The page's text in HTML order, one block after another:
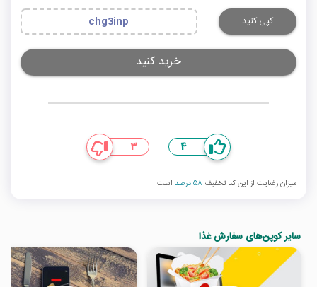
کپی کنید chg3inp
خرید کنید
4
3
میزان رضایت از این کد تخفیف 58 درصد است
سایر کوپن‌های سفارش غذا